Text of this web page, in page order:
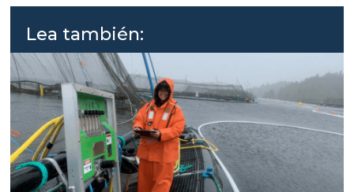
Lea también: